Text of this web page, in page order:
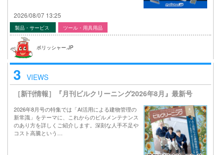
2026/08/07 13:25
製品・サービス ツール・用具用品
ポリッシャー.JP
3 VIEWS
［新刊情報］『月刊ビルクリーニング2026年8月』最新号
2026年8月号の特集では「AI活用による建物管理の
新常識」をテーマに、これからのビルメンテナンス
のあり方を詳しくご紹介します。深刻な人手不足や
コスト高騰という…